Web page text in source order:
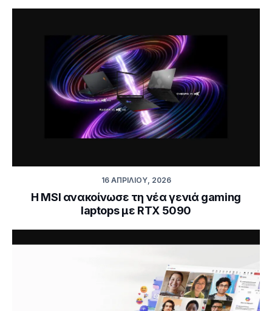
16 ΑΠΡΙΛΊΟΥ, 2026
Η MSI ανακοίνωσε τη νέα γενιά gaming
laptops με RTX 5090